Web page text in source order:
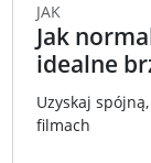
JAK
Jak
idealne
Uzyskaj
filmach